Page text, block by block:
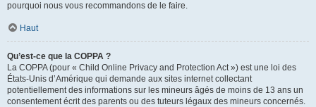
pourquoi nous vous recommandons de le faire.
Haut
Qu’est-ce que la COPPA ?
La COPPA (pour « Child Online Privacy and Protection Act ») est une loi des
États-Unis d’Amérique qui demande aux sites internet collectant
potentiellement des informations sur les mineurs âgés de moins de 13 ans un
consentement écrit des parents ou des tuteurs légaux des mineurs concernés.